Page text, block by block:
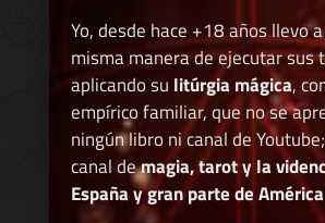
Yo, desde hace +18 años llevo
misma manera de ejecutar sus
aplicando su litúrgia mágica,
empírico familiar, que no se
ningún libro ni canal de
canal demagia, tarot y la
España y gran parte de